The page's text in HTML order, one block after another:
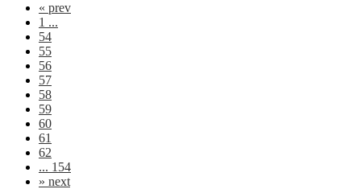
« prev
1 ...
54
55
56
57
58
59
60
61
62
... 154
» next